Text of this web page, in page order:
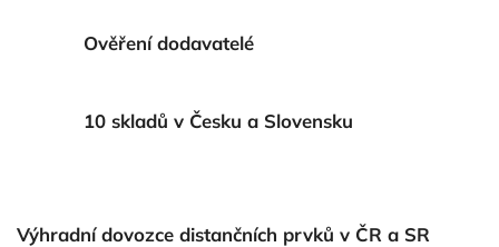
Ověření dodavatelé
10 skladů v Česku a Slovensku
Výhradní dovozce distančních prvků v ČR a SR